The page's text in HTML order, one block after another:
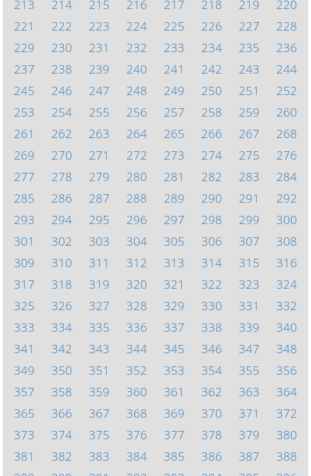
213
214 215 216 217 218 219
220
221
222 223 224 225 226 227
228
229
230 231 232 233 234 235
236
237
238 239 240 241 242 243
244
245
246 247 248 249 250 251
252
253
254 255 256 257 258 259
260
261
262 263 264 265 266 267
268
269
270 271 272 273 274 275
276
277
278 279 280 281 282 283
284
285
286 287 288 289 290 291
292
293
294 295 296 297 298 299
300
301
302 303 304 305 306 307
308
309
310 311 312 313 314 315
316
317
318 319 320 321 322 323
324
325
326 327 328 329 330 331
332
333
334 335 336 337 338 339
340
341
342 343 344 345 346 347
348
349
350 351 352 353 354 355
356
357
358 359 360 361 362 363
364
365
366 367 368 369 370 371
372
373
374 375 376 377 378 379
380
381
382 383 384 385 386 387
388